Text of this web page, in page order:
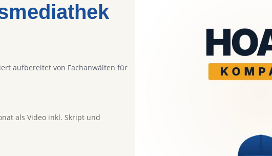
aufbereitet von Fachanwälten für
als Video inkl. Skript und